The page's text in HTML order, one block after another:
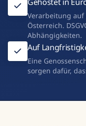
Verarbeitung
Österreich.
Abhängigkeiten.
Auf
Eine
sorgen dafür,